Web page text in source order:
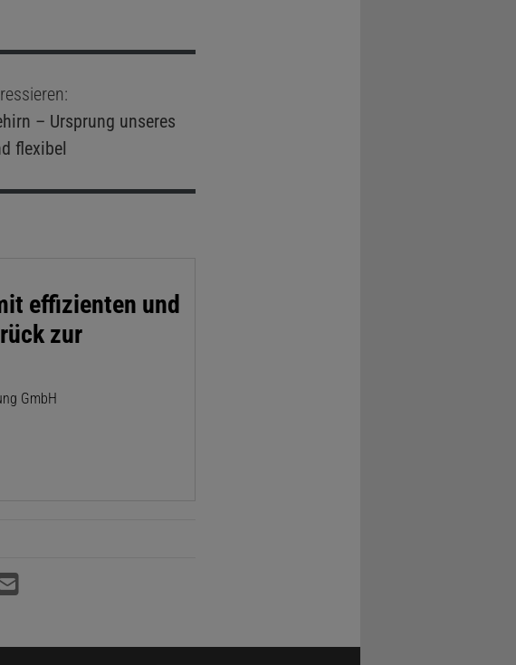
– Ursprung unseres
flexibel
effizienten und
zur
GmbH